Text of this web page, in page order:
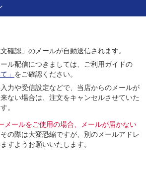
確認」のメールが自動送信されます。
ル配信につきましては、ご利用ガイドの
」 をご確認ください。
力や受信設定などで、当店からのメールが
ない場合は、注文をキャンセルさせていた
。
メールをご使用の場合、メールが届かない
その際は大変恐縮ですが、別のメールアドレ
すようお願いいたします。